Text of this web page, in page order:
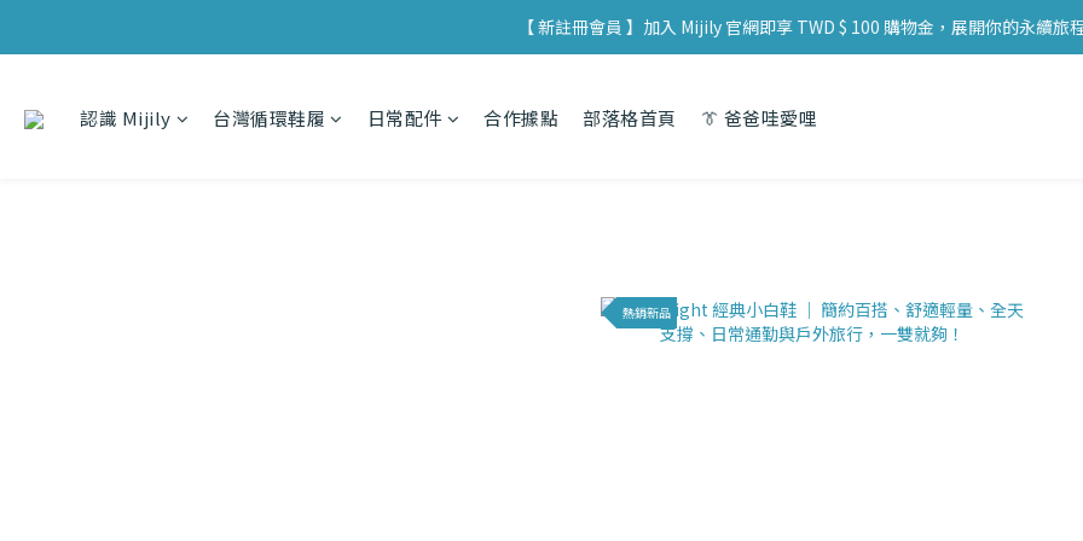
【 實體門市 】Mijily AIR 大氣涼拖鞋 於全臺 33 個實體據點展售，歡迎親臨試穿
【 新註冊會員 】加入 Mijily 官網即享 TWD $ 100 購物金，展開你的永續旅
認識 Mijily 台灣循環鞋履 日常配件 合作據點 部落格首頁 👔 爸爸哇愛哩
熱銷新品